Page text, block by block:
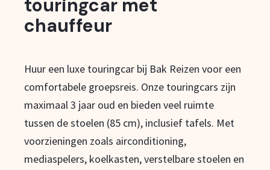
touringcar met
chauffeur
Huur een luxe touringcar bij Bak Reizen voor een
comfortabele groepsreis. Onze touringcars zijn
maximaal 3 jaar oud en bieden veel ruimte
tussen de stoelen (85 cm), inclusief tafels. Met
voorzieningen zoals airconditioning,
mediaspelers, koelkasten, verstelbare stoelen en